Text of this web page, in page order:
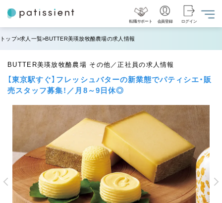
転職サポート 会員登録 ログイン
トップ 求人一覧 BUTTER美瑛放牧酪農場の求人情報
BUTTER美瑛放牧酪農場 その他／正社員の求人情報
【東京駅すぐ】フレッシュバターの新業態でパティシエ・販
売スタッフ募集！／月8～9日休◎